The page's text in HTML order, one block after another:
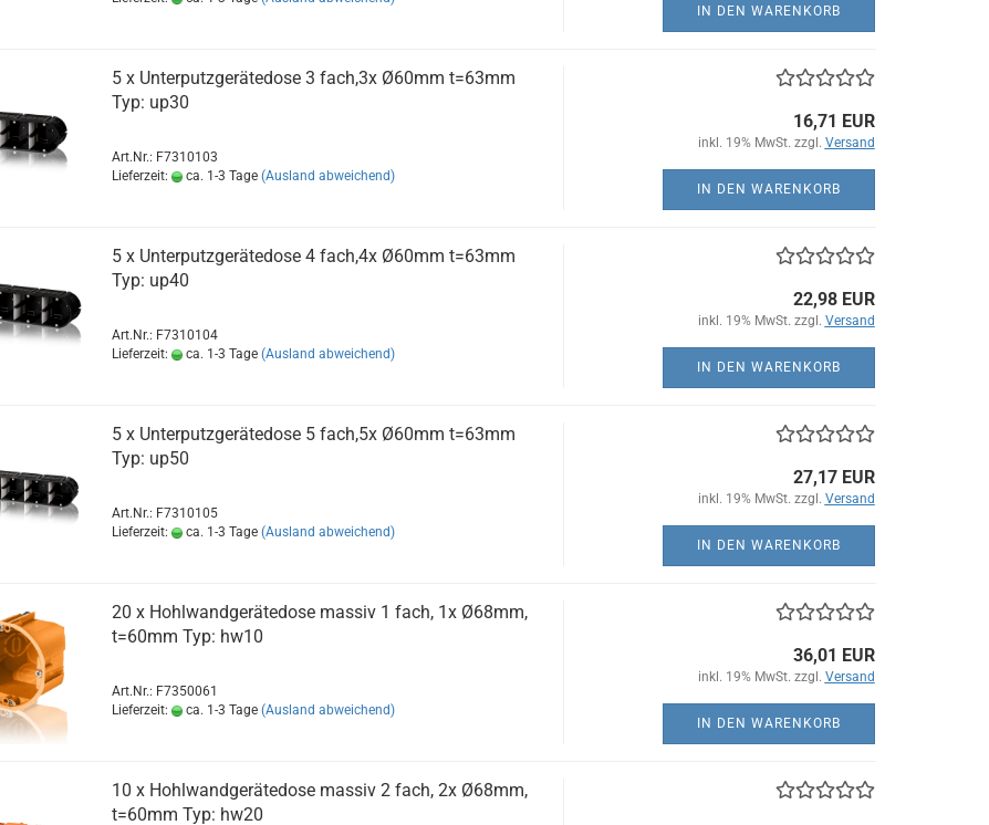
IN DEN WARENKORB
5 x Unterputzgerätedose 3 fach,3x Ø60mm t=63mm
Typ: up30
Art.Nr.: F7310103
Lieferzeit:
ca. 1-3 Tage (Ausland abweichend)
16,71 EUR
inkl. 19% MwSt. zzgl. Versand
IN DEN WARENKORB
5 x Unterputzgerätedose 4 fach,4x Ø60mm t=63mm
Typ: up40
Art.Nr.: F7310104
Lieferzeit:
ca. 1-3 Tage (Ausland abweichend)
22,98 EUR
inkl. 19% MwSt. zzgl. Versand
IN DEN WARENKORB
5 x Unterputzgerätedose 5 fach,5x Ø60mm t=63mm
Typ: up50
Art.Nr.: F7310105
Lieferzeit:
ca. 1-3 Tage (Ausland abweichend)
27,17 EUR
inkl. 19% MwSt. zzgl. Versand
IN DEN WARENKORB
20 x Hohlwandgerätedose massiv 1 fach, 1x Ø68mm,
t=60mm Typ: hw10
Art.Nr.: F7350061
Lieferzeit:
ca. 1-3 Tage (Ausland abweichend)
36,01 EUR
inkl. 19% MwSt. zzgl. Versand
IN DEN WARENKORB
10 x Hohlwandgerätedose massiv 2 fach, 2x Ø68mm,
t=60mm Typ: hw20